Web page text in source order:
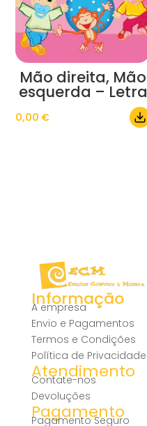
Mão direita, Mão
esquerda – Letra
0,00 €
Informação
A empresa
Envio e Pagamentos
Termos e Condições
Política de Privacidade
Atendimento
Contate-nos
Devoluções
Pagamento
Pagamento Seguro